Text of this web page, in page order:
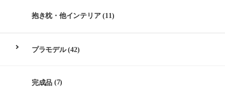
抱き枕・他インテリア(11)
プラモデル(42)
完成品 (7)